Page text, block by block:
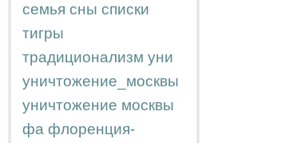
семья сны списки
тигры
традиционализм уни
уничтожение_москвы
уничтожение москвы
фа флоренция-